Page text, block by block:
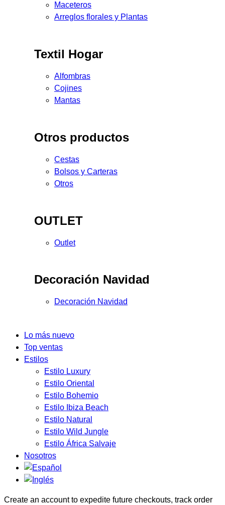
Maceteros
Arreglos florales y Plantas
Textil Hogar
Alfombras
Cojines
Mantas
Otros productos
Cestas
Bolsos y Carteras
Otros
OUTLET
Outlet
Decoración Navidad
Decoración Navidad
Lo más nuevo
Top ventas
Estilos
Estilo Luxury
Estilo Oriental
Estilo Bohemio
Estilo Ibiza Beach
Estilo Natural
Estilo Wild Jungle
Estilo África Salvaje
Nosotros
Create an account to expedite future checkouts, track order